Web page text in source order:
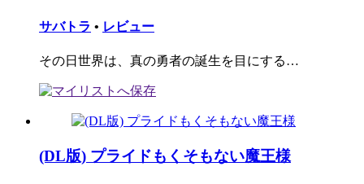
サバトラ • レビュー
その日世界は、真の勇者の誕生を目にする…
(DL版) プライドもくそもない魔王様